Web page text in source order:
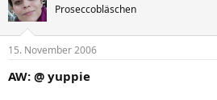
Proseccobläschen
15. November 2006
AW: @ yuppie